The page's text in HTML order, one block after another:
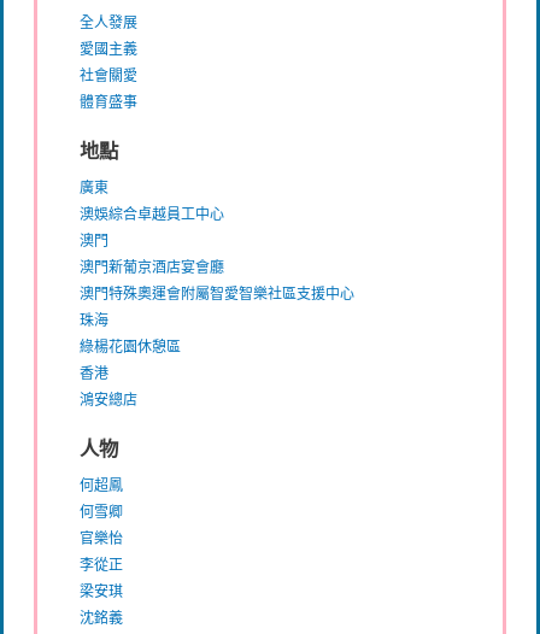
全人發展
愛國主義
社會關愛
體育盛事
地點
廣東
澳娛綜合卓越員工中心
澳門
澳門新葡京酒店宴會廳
澳門特殊奧運會附屬智愛智樂社區支援中心
珠海
綠楊花園休憩區
香港
鴻安總店
人物
何超鳳
何雪卿
官樂怡
李從正
梁安琪
沈銘義